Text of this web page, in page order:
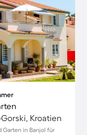
Kroatien
Garten in Banjol für